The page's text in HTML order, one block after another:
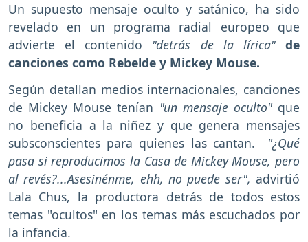
Un supuesto mensaje oculto y satánico, ha sido
revelado en un programa radial europeo que
advierte el contenido "detrás de la lírica" de
canciones como Rebelde y Mickey Mouse.
Según detallan medios internacionales, canciones
de Mickey Mouse tenían "un mensaje oculto" que
no beneficia a la niñez y que genera mensajes
subsconscientes para quienes las cantan. "¿Qué
pasa si reproducimos la Casa de Mickey Mouse, pero
al revés?...Asesinénme, ehh, no puede ser", advirtió
Lala Chus, la productora detrás de todos estos
temas "ocultos" en los temas más escuchados por
la infancia.